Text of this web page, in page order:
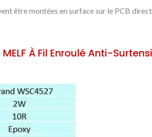
être montées en surface sur le PCB
À Fil Enroulé Anti-